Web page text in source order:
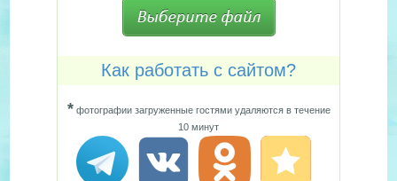
Как работать с сайтом?
*фотографии загруженные гостями удаляются в течение
10 минут